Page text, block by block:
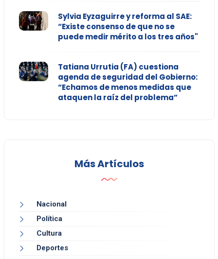
Sylvia Eyzaguirre y reforma al SAE:
“Existe consenso de que no se
puede medir mérito a los tres años"
Tatiana Urrutia (FA) cuestiona
agenda de seguridad del Gobierno:
“Echamos de menos medidas que
ataquen la raíz del problema”
Más Artículos
Nacional
Política
Cultura
Deportes